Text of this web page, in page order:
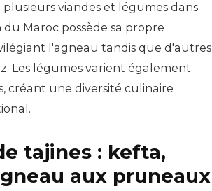
viandes et légumes dans
Maroc possède sa propre
l'agneau tandis que d'autres
Les légumes varient également
créant une diversité culinaire
tajines : kefta,
aux pruneaux